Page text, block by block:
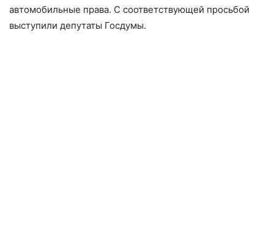
автомобильные права. С соответствующей просьбой
выступили депутаты Госдумы.